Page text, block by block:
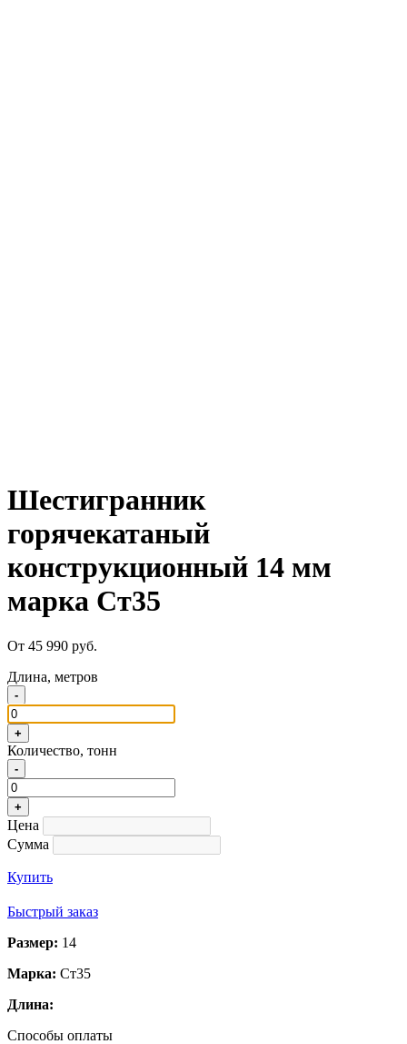
Шестигранник
горячекатаный
конструкционный 14 мм
марка Ст35
От 45 990 руб.
Длина, метров
-
+
Количество, тонн
-
+
Цена
Сумма
Купить
Быстрый заказ
Размер: 14
Марка: Ст35
Длина:
Способы оплаты